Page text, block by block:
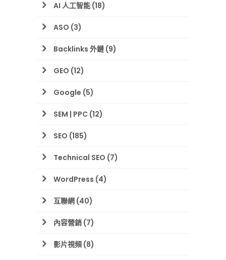
AI 人工智能 (18)
ASO (3)
Backlinks 外鏈(9)
GEO (12)
Google (5)
SEM | PPC (12)
SEO (185)
Technical SEO (7)
WordPress (4)
互聯網 (40)
內容營銷 (7)
影片視頻 (8)